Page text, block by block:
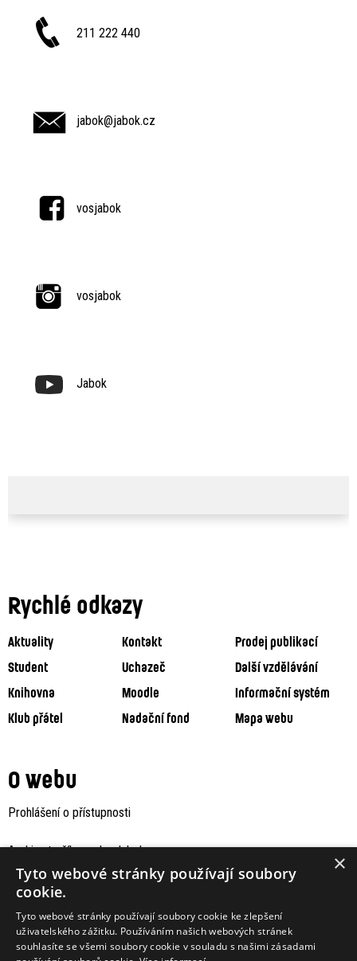
211 222 440
jabok@jabok.cz
vosjabok
vosjabok
Jabok
Rychlé odkazy
Aktuality Kontakt
Prodej publikací
Student
Uchazeč
Další vzdělávání
Knihovna
Moodle
Informační systém
Klub přátel
Nadační fond Mapa webu
O webu
Prohlášení o přístupnosti
Archiv staršího webu Jaboku ×
Tyto webové stránky používají soubory
cookie.
Tyto webové stránky používají soubory cookie ke zlepšení
uživatelského zážitku. Používáním našich webových stránek
souhlasíte se všemi soubory cookie v souladu s našimi zásadami